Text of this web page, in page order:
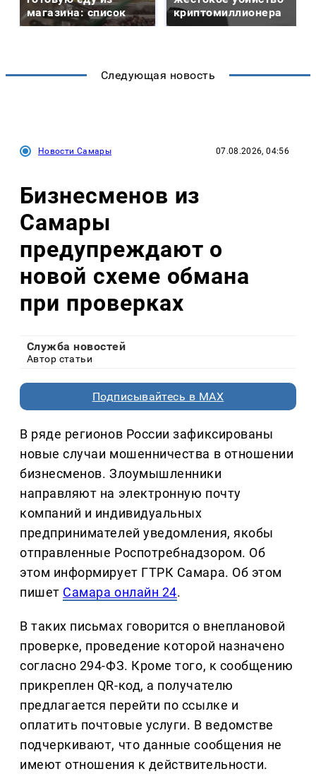
магазина: список
криптомиллионера
Следующая новость
Новости Самары 07.08.2026, 04:56
Бизнесменов из
Самары
предупреждают о
новой схеме обмана
при проверках
Служба новостей
Автор статьи
Подписывайтесь в MAX
В ряде регионов России зафиксированы
новые случаи мошенничества в отношении
бизнесменов. Злоумышленники
направляют на электронную почту
компаний и индивидуальных
предпринимателей уведомления, якобы
отправленные Роспотребнадзором. Об
этом информирует ГТРК Самара. Об этом
пишет Самара онлайн 24.
В таких письмах говорится о внеплановой
проверке, проведение которой назначено
согласно 294-ФЗ. Кроме того, к сообщению
прикреплен QR-код, а получателю
предлагается перейти по ссылке и
оплатить почтовые услуги. В ведомстве
подчеркивают, что данные сообщения не
имеют отношения к действительности.